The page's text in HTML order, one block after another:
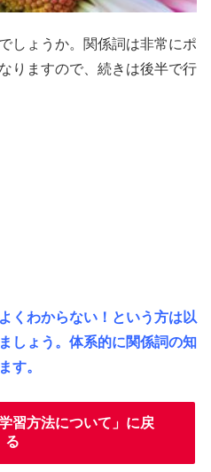
しょうか。関係詞は非常にポ
りますので、続きは後半で行
くわからない！という方は以
しょう。体系的に関係詞の知
す。
習方法について」に戻
る